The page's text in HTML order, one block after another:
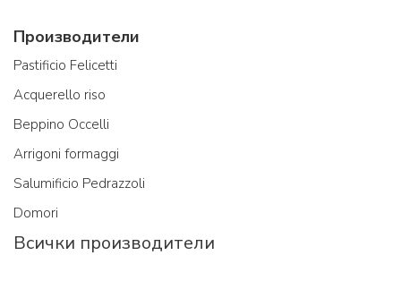
Производители
Pastificio Felicetti
Acquerello riso
Beppino Occelli
Arrigoni formaggi
Salumificio Pedrazzoli
Domori
Всички производители